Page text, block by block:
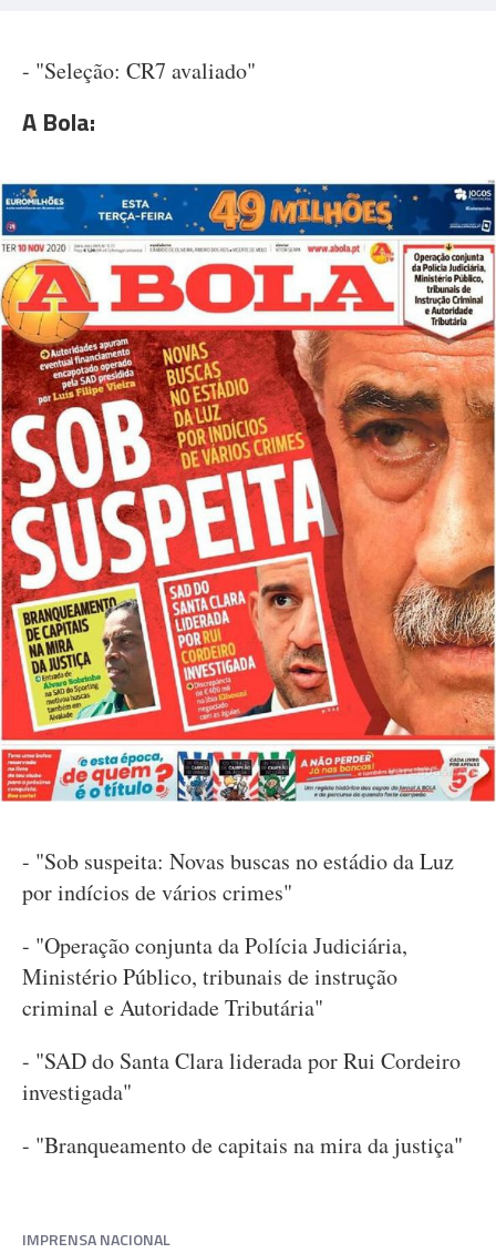
- "Seleção: CR7 avaliado"
A Bola:
- "Sob suspeita: Novas buscas no estádio da Luz
por indícios de vários crimes"
- "Operação conjunta da Polícia Judiciária,
Ministério Público, tribunais de instrução
criminal e Autoridade Tributária"
- "SAD do Santa Clara liderada por Rui Cordeiro
investigada"
- "Branqueamento de capitais na mira da justiça"
IMPRENSA NACIONAL